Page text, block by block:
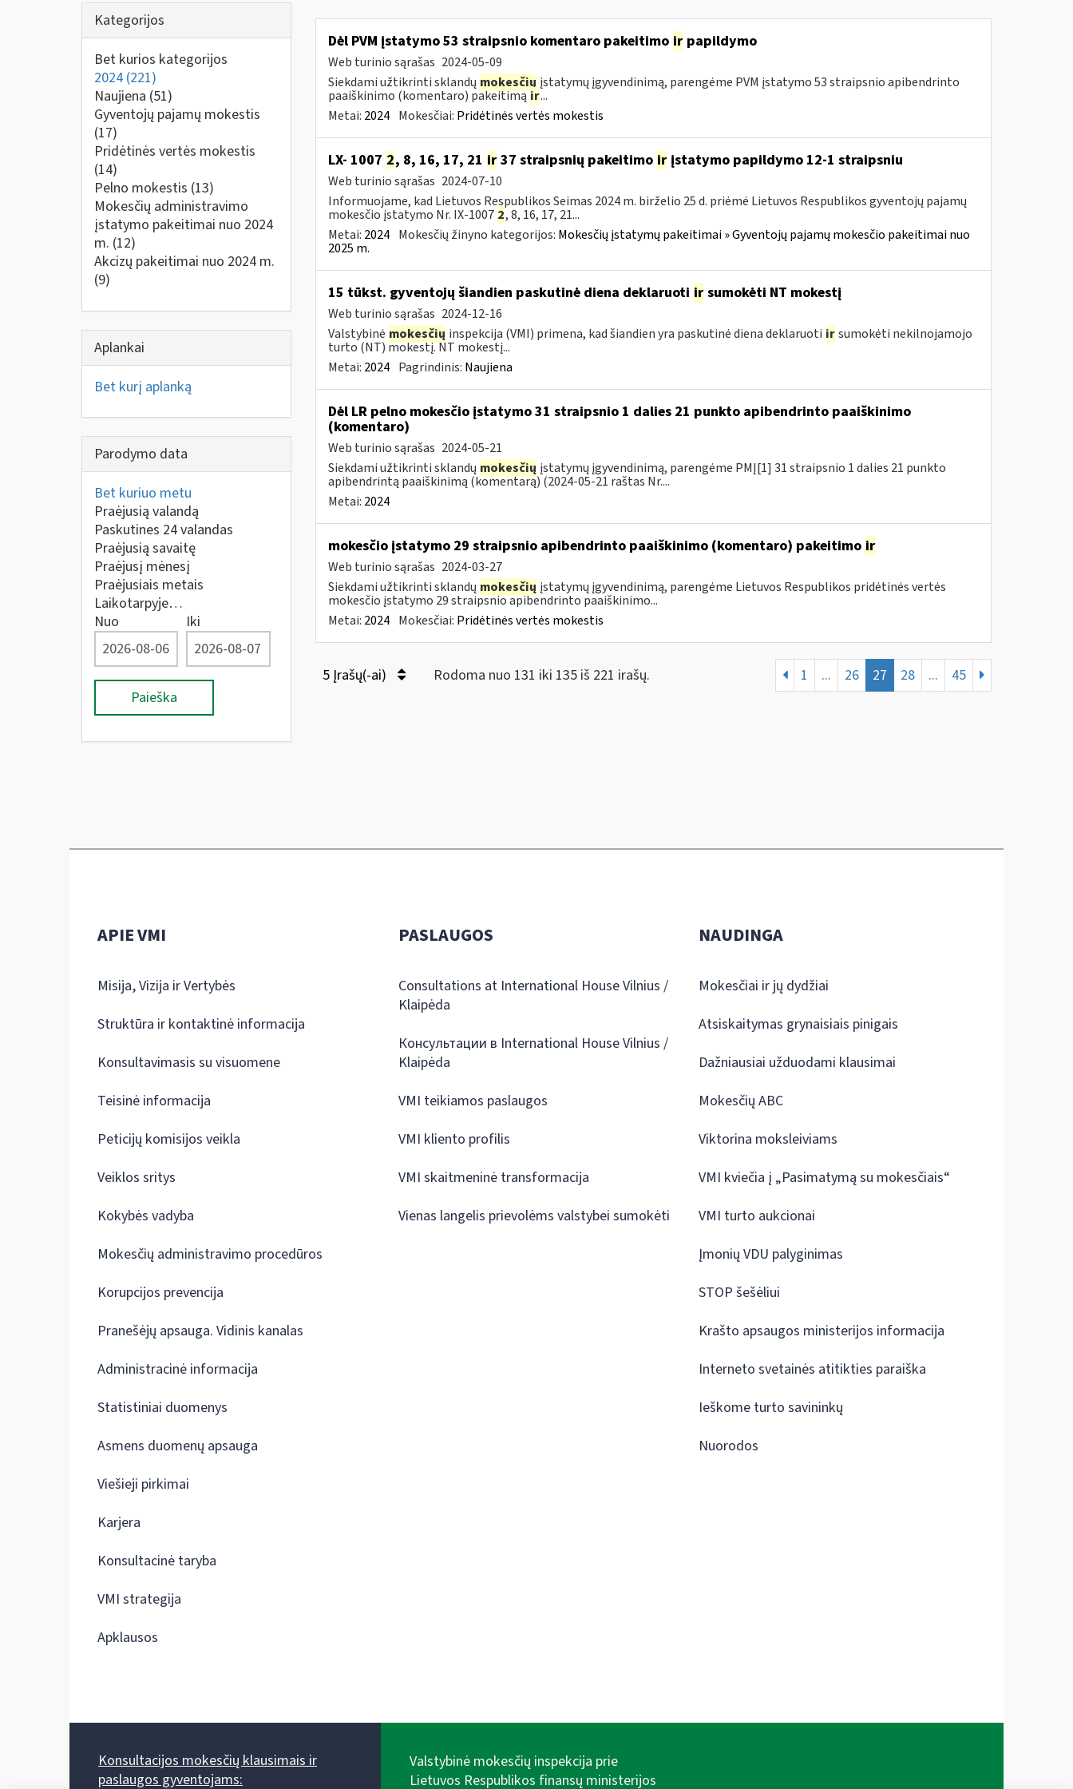
Kategorijos
Bet kurios kategorijos
2024 (221)
Naujiena (51)
Gyventojų pajamų mokestis
(17)
Pridėtinės vertės mokestis
(14)
Pelno mokestis (13)
Mokesčių administravimo
įstatymo pakeitimai nuo 2024
m. (12)
Akcizų pakeitimai nuo 2024 m.
(9)
Aplankai
Bet kurį aplanką
Parodymo data
Bet kuriuo metu
Praėjusią valandą
Paskutines 24 valandas
Praėjusią savaitę
Praėjusį mėnesį
Praėjusiais metais
Laikotarpyje…
Nuo
Iki
Paieška
Dėl PVM įstatymo 53 straipsnio komentaro pakeitimo irpapildymo
Web turinio sąrašas 2024-05-09
Siekdami užtikrinti sklandų mokesčių įstatymų įgyvendinimą, parengėme PVM įstatymo 53 straipsnio apibendrinto
paaiškinimo (komentaro) pakeitimąir...
Metai: 2024 Mokesčiai: Pridėtinės vertės mokestis
LX- 1007 2, 8, 16, 17, 21 ir37 straipsnių pakeitimo irįstatymo papildymo 12-1 straipsniu
Web turinio sąrašas 2024-07-10
Informuojame, kad Lietuvos Respublikos Seimas 2024 m. birželio 25 d. priėmė Lietuvos Respublikos gyventojų pajamų
mokesčio įstatymo Nr. IX-1007 2, 8, 16, 17, 21...
Metai: 2024 Mokesčių žinyno kategorijos: Mokesčių įstatymų pakeitimai » Gyventojų pajamų mokesčio pakeitimai nuo
2025 m.
15 tūkst. gyventojų šiandien paskutinė diena deklaruoti irsumokėti NT mokestį
Web turinio sąrašas 2024-12-16
Valstybinė mokesčių inspekcija (VMI) primena, kad šiandien yra paskutinė diena deklaruoti ir sumokėti nekilnojamojo
turto (NT) mokestį. NT mokestį...
Metai: 2024 Pagrindinis: Naujiena
Dėl LR pelno mokesčio įstatymo 31 straipsnio 1 dalies 21 punkto apibendrinto paaiškinimo
(komentaro)
Web turinio sąrašas 2024-05-21
Siekdami užtikrinti sklandų mokesčių įstatymų įgyvendinimą, parengėme PMĮ[1] 31 straipsnio 1 dalies 21 punkto
apibendrintą paaiškinimą (komentarą) (2024-05-21 raštas Nr....
Metai: 2024
mokesčio įstatymo 29 straipsnio apibendrinto paaiškinimo (komentaro) pakeitimo ir
Web turinio sąrašas 2024-03-27
Siekdami užtikrinti sklandų mokesčių įstatymų įgyvendinimą, parengėme Lietuvos Respublikos pridėtinės vertės
mokesčio įstatymo 29 straipsnio apibendrinto paaiškinimo...
Metai: 2024 Mokesčiai: Pridėtinės vertės mokestis
5 Įrašų(-ai) Rodoma nuo 131 iki 135 iš 221 irašų. 1 ... 26 27 28 ... 45
APIE VMI
Misija, Vizija ir Vertybės
Struktūra ir kontaktinė informacija
Konsultavimasis su visuomene
Teisinė informacija
Peticijų komisijos veikla
Veiklos sritys
Kokybės vadyba
Mokesčių administravimo procedūros
Korupcijos prevencija
Pranešėjų apsauga. Vidinis kanalas
Administracinė informacija
Statistiniai duomenys
Asmens duomenų apsauga
Viešieji pirkimai
Karjera
Konsultacinė taryba
VMI strategija
Apklausos
PASLAUGOS
Consultations at International House Vilnius /
Klaipėda
Консультации в International House Vilnius /
Klaipėda
VMI teikiamos paslaugos
VMI kliento profilis
VMI skaitmeninė transformacija
Vienas langelis prievolėms valstybei sumokėti
NAUDINGA
Mokesčiai ir jų dydžiai
Atsiskaitymas grynaisiais pinigais
Dažniausiai užduodami klausimai
Mokesčių ABC
Viktorina moksleiviams
VMI kviečia į „Pasimatymą su mokesčiais“
VMI turto aukcionai
Įmonių VDU palyginimas
STOP šešėliui
Krašto apsaugos ministerijos informacija
Interneto svetainės atitikties paraiška
Ieškome turto savininkų
Nuorodos
Konsultacijos mokesčių klausimais ir
paslaugos gyventojams:
Valstybinė mokesčių inspekcija prie
Lietuvos Respublikos finansų ministerijos